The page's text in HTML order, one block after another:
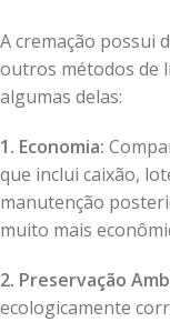
A cremação possui
outros métodos de
algumas delas:
1. Economia:
que inclui caixão,
manutenção
muito mais
2. Preservação
ecologicamente